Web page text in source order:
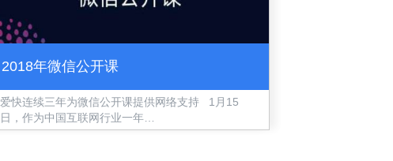
2018年微信公开课
爱快连续三年为微信公开课提供网络支持 1月15
日，作为中国互联网行业一年…